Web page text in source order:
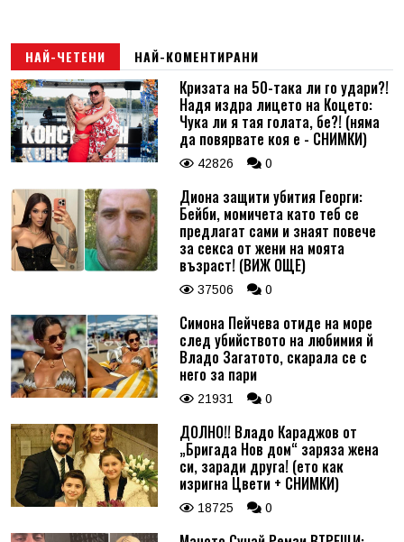
НАЙ-ЧЕТЕНИ НАЙ-КОМЕНТИРАНИ
Кризата на 50-така ли го удари?!
Надя издра лицето на Коцето:
Чука ли я тая голата, бе?! (няма
да повярвате коя е - СНИМКИ)
42826 0
Диона защити убития Георги:
Бейби, момичета като теб се
предлагат сами и знаят повече
за секса от жени на моята
възраст! (ВИЖ ОЩЕ)
37506 0
Симона Пейчева отиде на море
след убийството на любимия й
Владо Загатото, скарала се с
него за пари
21931 0
ДОЛНО!! Владо Караджов от
„Бригада Нов дом“ заряза жена
си, заради друга! (ето как
изригна Цвети + СНИМКИ)
18725 0